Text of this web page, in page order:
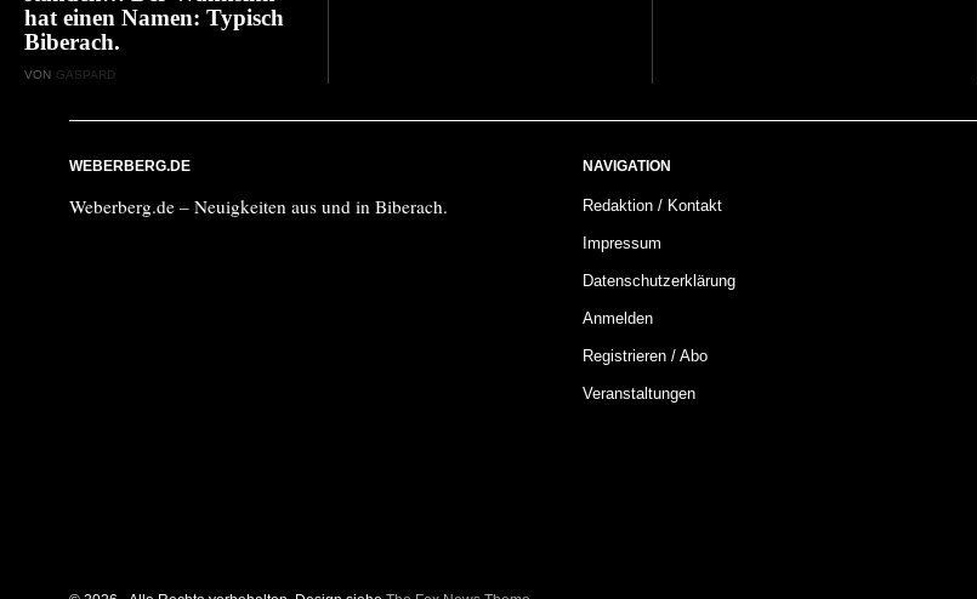
hat einen Namen: Typisch
Biberach.
VON GASPARD
WEBERBERG.DE
Weberberg.de – Neuigkeiten aus und in Biberach.
NAVIGATION
Redaktion / Kontakt
Impressum
Datenschutzerklärung
Anmelden
Registrieren / Abo
Veranstaltungen